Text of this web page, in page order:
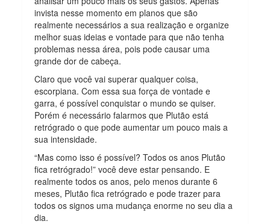
invista nesse momento em planos que são
realmente necessários a sua realização e organize
melhor suas ideias e vontade para que não tenha
problemas nessa área, pois pode causar uma
grande dor de cabeça.
Claro que você vai superar qualquer coisa,
escorpiana. Com essa sua força de vontade e
garra, é possível conquistar o mundo se quiser.
Porém é necessário falarmos que Plutão está
retrógrado o que pode aumentar um pouco mais a
sua intensidade.
“Mas como isso é possível? Todos os anos Plutão
fica retrógrado!” você deve estar pensando. E
realmente todos os anos, pelo menos durante 6
meses, Plutão fica retrógrado e pode trazer para
todos os signos uma mudança enorme no seu dia a
dia.